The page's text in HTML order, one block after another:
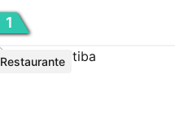
1
Restaurante